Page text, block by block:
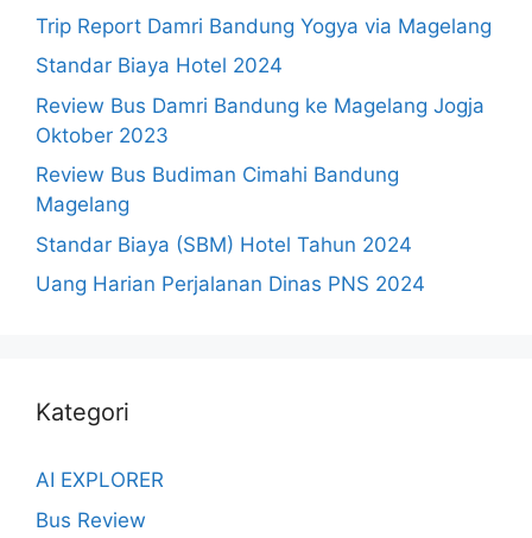
Trip Report Damri Bandung Yogya via Magelang
Standar Biaya Hotel 2024
Review Bus Damri Bandung ke Magelang Jogja
Oktober 2023
Review Bus Budiman Cimahi Bandung
Magelang
Standar Biaya (SBM) Hotel Tahun 2024
Uang Harian Perjalanan Dinas PNS 2024
Kategori
AI EXPLORER
Bus Review